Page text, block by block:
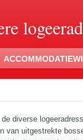
diverse
van uitgestrekte